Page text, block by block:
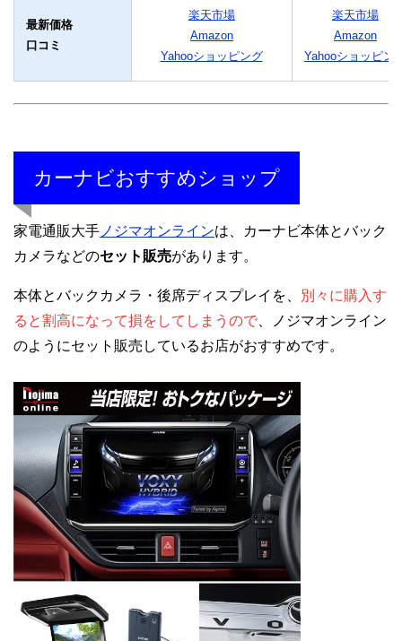
最新価格
口コミ
楽天市場
Amazon
Yahooショッピング
楽天市場
Amazon
Yahooショッピン
カーナビおすすめショップ
家電通販大手 ノジマオンラインは、カーナビ本体とバック
カメラなどのセット販売があります。
本体とバックカメラ・後席ディスプレイを、
別々に購入す
ると割高になって損をしてしまうので 、ノジマオンライン
のようにセット販売しているお店がおすすめです。